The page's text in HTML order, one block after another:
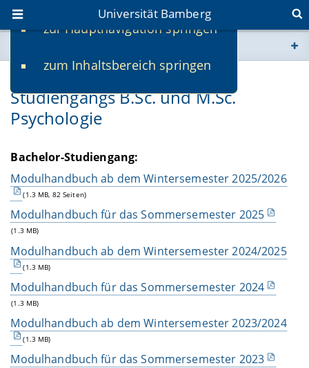
zur Hauptnavigation springen
zum Inhaltsbereich springen
Universität Bamberg
www.uni-bamberg.de
univis.uni-bamberg.de
Ältere Modulhandbücher des
Studiengangs B.Sc. und M.Sc.
Psychologie
Bachelor-Studiengang:
Modulhandbuch ab dem Wintersemester 2025/2026
(1.3 MB, 82 Seiten)
Modulhandbuch für das Sommersemester 2025
(1.3 MB)
Modulhandbuch ab dem Wintersemester 2024/2025
(1.3 MB)
Modulhandbuch für das Sommersemester 2024
(1.3 MB)
Modulhandbuch ab dem Wintersemester 2023/2024
(1.3 MB)
Modulhandbuch für das Sommersemester 2023